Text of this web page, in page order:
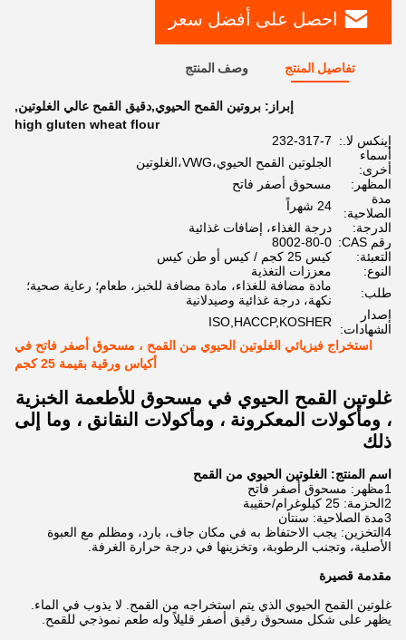
احصل على أفضل سعر
تفاصيل المنتج وصف المنتج
إبراز: بروتين القمح الحيوي,دقيق القمح عالي الغلوتين,
high gluten wheat flour
إينكس لا.:
232-317-7
أسماء
أخرى:
الجلوتين القمح الحيوي،VWG،الغلوتين
المظهر:
مسحوق أصفر فاتح
مدة
الصلاحية:
24 شهراً
الدرجة:
درجة الغذاء، إضافات غذائية
رقم CAS:
8002-80-0
التعبئة:
كيس 25 كجم / كيس أو طن كيس
النوع:
معززات التغذية
طلب:
مادة مضافة للغذاء، مادة مضافة للخبز، طعام؛ رعاية صحية؛
نكهة، درجة غذائية وصيدلانية
إصدار
الشهادات:
ISO,HACCP,KOSHER
استخراج فيزيائي الغلوتين الحيوي من القمح ، مسحوق أصفر فاتح في
أكياس ورقية بقيمة 25 كجم
غلوتين القمح الحيوي في مسحوق للأطعمة الخبزية
، ومأكولات المعكرونة ، ومأكولات النقانق ، وما إلى
ذلك
اسم المنتج: الغلوتين الحيوي من القمح
1مظهر: مسحوق أصفر فاتح
2الحزمة: 25 كيلوغرام/حقيبة
3مدة الصلاحية: سنتان
4التخزين: يجب الاحتفاظ به في مكان جاف، بارد، ومظلم مع العبوة
الأصلية، وتجنب الرطوبة، وتخزينها في درجة حرارة الغرفة.
مقدمة قصيرة
غلوتين القمح الحيوي الذي يتم استخراجه من القمح. لا يذوب في الماء.
يظهر على شكل مسحوق رقيق أصفر قليلاً وله طعم نموذجي للقمح.